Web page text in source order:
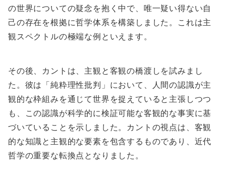
の世界についての疑念を抱く中で、唯一疑い得ない自
己の存在を根拠に哲学体系を構築しました。これは主
観スペクトルの極端な例といえます。
その後、カントは、主観と客観の橋渡しを試みまし
た。彼は「純粋理性批判」において、人間の認識が主
観的な枠組みを通じて世界を捉えていると主張しつつ
も、この認識が科学的に検証可能な客観的な事実に基
づいていることを示しました。カントの視点は、客観
的な知識と主観的な要素を包含するものであり、近代
哲学の重要な転換点となりました。